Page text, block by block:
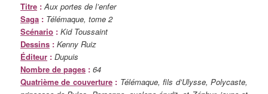
Titre : Aux portes de l’enfer
Saga : Télémaque, tome 2
Scénario :Kid Toussaint
Dessins :Kenny Ruiz
Éditeur : Dupuis
Nombre de pages : 64
Quatrième de couverture: Télémaque, fils d’Ulysse, Polycaste,